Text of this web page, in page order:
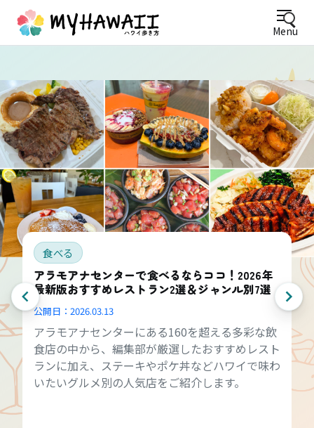
Menu
食べる
アラモアナセンターで食べるならココ！2026年
最新版おすすめレストラン2選＆ジャンル別7選
公開日： 2026.03.13
アラモアナセンターにある160を超える多彩な飲
食店の中から、編集部が厳選したおすすめレスト
ランに加え、ステーキやポケ丼などハワイで味わ
いたいグルメ別の人気店をご紹介します。